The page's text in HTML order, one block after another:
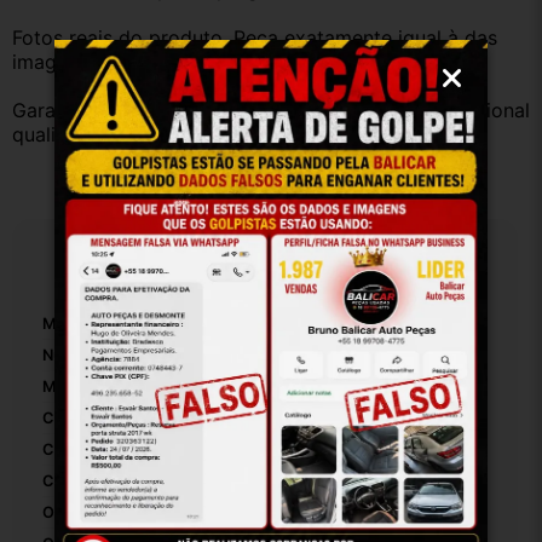
Fotos reais do produto. Peça exatamente igual à das
imagens.
Garantia válida somente com instalação por profissional
qualificado.
Especificações
Marca: Renault
Número De Peça: 20038
Material: Plastico
Com Porta-Luvas Central: False
Com Iluminação: False
Con Porta-Copos: False
Origem: Brasil